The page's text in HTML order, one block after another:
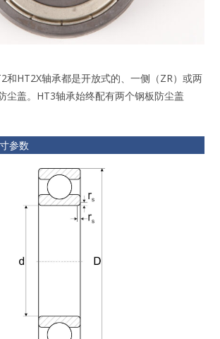
HT2X轴承都是开放式的、一侧（ZR）或两
尘盖。HT3轴承始终配有两个钢板防尘盖
参数